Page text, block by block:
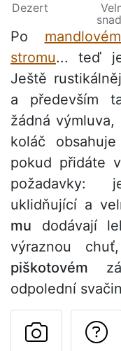
Dezert
Po
stromu... teď
Ještě
a především
žádná
koláč obsahuje
pokud přidáte
požadavky:
uklidňující a
mu dodávají
výraznou
piškotovém
odpolední